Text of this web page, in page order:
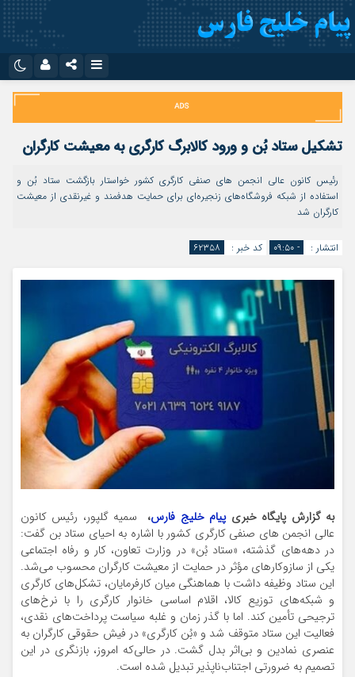
اینستاگرام
تلگرام
سروش
ایتا
اپلیکیشن
نام کاربری یا نشانی ایمیل
مرا به خاطر بسپار
تشکیل ستاد بُن و ورود کالابرگ کارگری به معیشت کارگران
رئیس کانون عالی انجمن های صنفی کارگری کشور خواستار بازگشت ستاد بُن و
استفاده از شبکه فروشگاه‌های زنجیره‌ای برای حمایت هدفمند و غیرنقدی از معیشت
کارگران شد
انتشار : - ۰۹:۵۰ کد خبر : ۶۲۳۵۸
به گزارش پایگاه خبریپیام خلیج فارس، سمیه گلپور، رئیس کانون
عالی انجمن های صنفی کارگری کشور با اشاره به احیای ستاد بن گفت:
در دهه‌های گذشته، «ستاد بُن» در وزارت تعاون، کار و رفاه اجتماعی
یکی از سازوکارهای مؤثر در حمایت از معیشت کارگران محسوب می‌شد.
این ستاد وظیفه داشت با هماهنگی میان کارفرمایان، تشکل‌های کارگری
و شبکه‌های توزیع کالا، اقلام اساسی خانوار کارگری را با نرخ‌های
ترجیحی تأمین کند. اما با گذر زمان و غلبه سیاست پرداخت‌های نقدی،
فعالیت این ستاد متوقف شد و «بُن کارگری» در فیش حقوقی کارگران به
عنصری نمادین و بی‌اثر بدل گشت. در حالی‌که امروز، بازنگری در این
تصمیم به ضرورتی اجتناب‌ناپذیر تبدیل شده است.